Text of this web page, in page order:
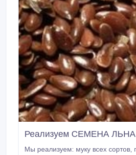
Реализуем СЕМЕНА ЛЬНА
Мы реализуем: муку всех сортов, пшеницу 3-4